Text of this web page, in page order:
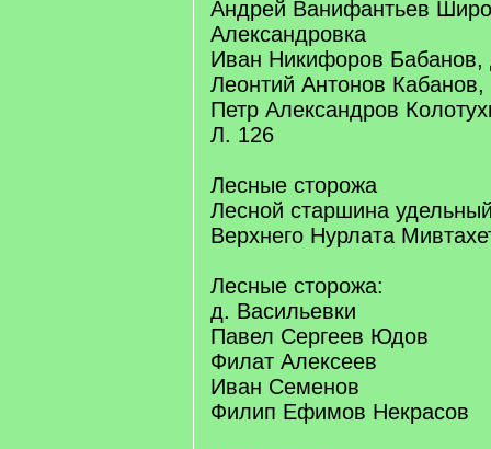
Андрей Ванифантьев
Александровка
Иван Никифоров Бабанов,
Леонтий Антонов Кабанов,
Петр Александров
Л. 126
Лесные сторожа
Лесной старшина
Верхнего Нурлата
Лесные сторожа:
д. Васильевки
Павел Сергеев Юдов
Филат Алексеев
Иван Семенов
Филип Ефимов Некрасов